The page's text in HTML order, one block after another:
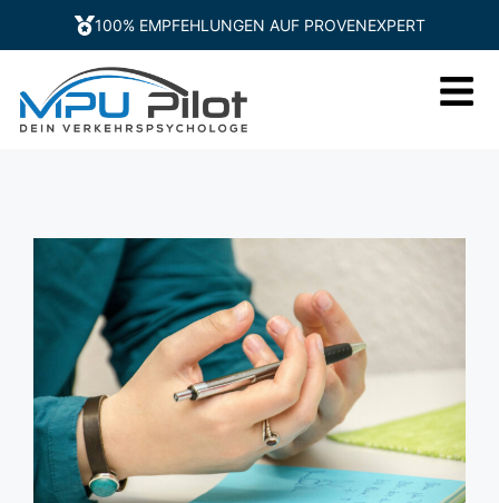
100% EMPFEHLUNGEN AUF PROVENEXPERT